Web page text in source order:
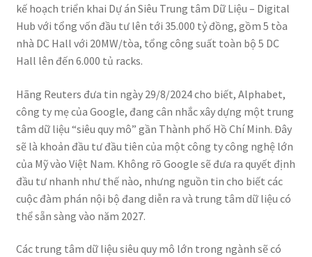
kế hoạch triển khai Dự án Siêu Trung tâm Dữ Liệu – Digital
Hub với tổng vốn đầu tư lên tới 35.000 tỷ đồng, gồm 5 tòa
nhà DC Hall với 20MW/tòa, tổng công suất toàn bộ 5 DC
Hall lên đến 6.000 tủ racks.
Hãng Reuters đưa tin ngày 29/8/2024 cho biết, Alphabet,
công ty mẹ của Google, đang cân nhắc xây dựng một trung
tâm dữ liệu “siêu quy mô” gần Thành phố Hồ Chí Minh. Đây
sẽ là khoản đầu tư đầu tiên của một công ty công nghệ lớn
của Mỹ vào Việt Nam. Không rõ Google sẽ đưa ra quyết định
đầu tư nhanh như thế nào, nhưng nguồn tin cho biết các
cuộc đàm phán nội bộ đang diễn ra và trung tâm dữ liệu có
thể sẵn sàng vào năm 2027.
Các trung tâm dữ liệu siêu quy mô lớn trong ngành sẽ có